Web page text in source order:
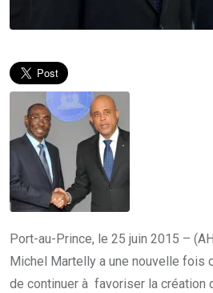
Port-au-Prince, le 25 juin 2015 –
Michel Martelly a une nouvelle fois
de continuer à favoriser la création